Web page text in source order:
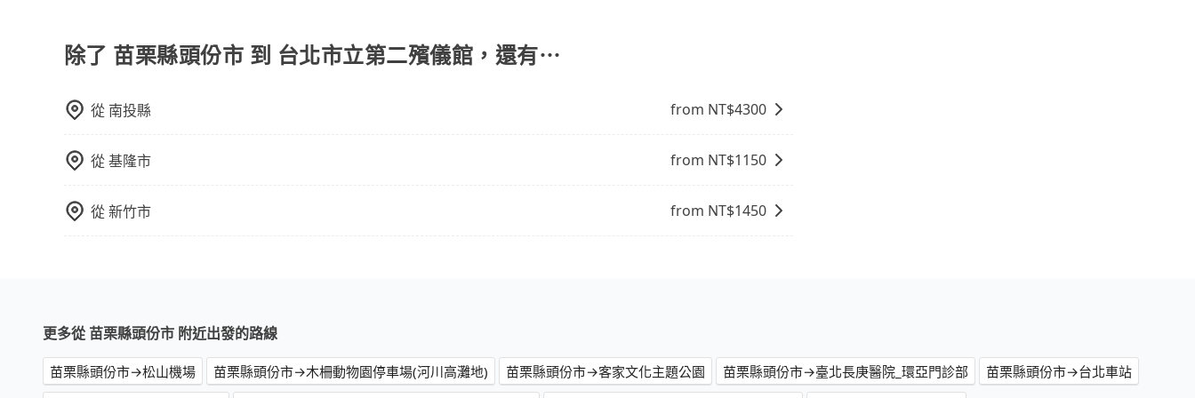
計算延遲費用，最終價格通常要下車時才知。價格比包車貴。 白牌車：通常價格較包車便宜，但司機素質、品質
不一，如行程有問題，事後無法提供客服申訴處理。
除了 苗栗縣頭份市 到 台北市立第二殯儀館，還有⋯
從 南投縣 from NT$4300
從基隆市 from NT$1150
從新竹市 from NT$1450
更多從 苗栗縣頭份市 附近出發的路線
苗栗縣頭份市→松山機場 苗栗縣頭份市→木柵動物園停車場(河川高灘地) 苗栗縣頭份市→客家文化主題公園 苗栗縣頭份市→臺北長庚醫院_環亞門診部
苗栗縣頭份市→台北車站